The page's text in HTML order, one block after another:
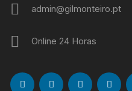
admin@gilmonteiro.pt
Online 24 Horas